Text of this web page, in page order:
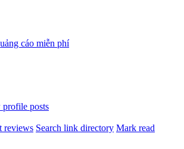
profile posts
reviews Search link directory Mark read